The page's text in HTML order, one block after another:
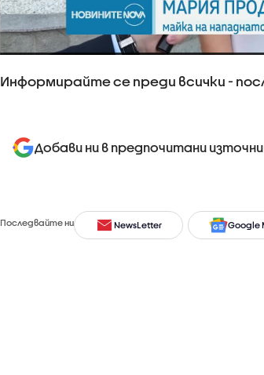
Информирайте се преди всички -
Добави ни в предпочитани
Последвайте ни NewsLetter Google